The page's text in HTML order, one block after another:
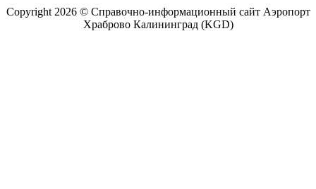
Copyright 2026 © Справочно-информационный сайт Аэропорт
Храброво Калининград (KGD)